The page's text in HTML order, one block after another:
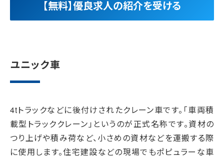
【無料】優良求人の紹介を受ける
ユニック車
4tトラックなどに後付けされたクレーン車です。「車両積
載型トラッククレーン」というのが正式名称です。資材の
つり上げや積み荷など、小さめの資材などを運搬する際
に使用します。住宅建設などの現場でもポピュラーな車